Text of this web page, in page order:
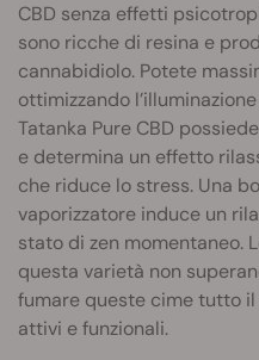
CBD senza effetti
sono ricche di resina e
cannabidiolo. Potete
ottimizzando
Tatanka Pure CBD
e determina un effetto
che riduce lo stress. Una
vaporizzatore induce un
stato di zen momentaneo.
questa varietà non
fumare queste cime tutto
attivi e funzionali.